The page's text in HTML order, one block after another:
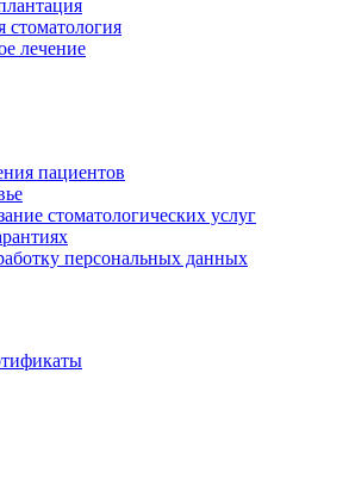
стоматология
лечение
пациентов
стоматологических услуг
персональных данных